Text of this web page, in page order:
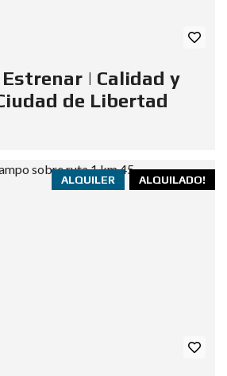
| Calidad y
de Libertad
ALQUILADO!
ALQUILER